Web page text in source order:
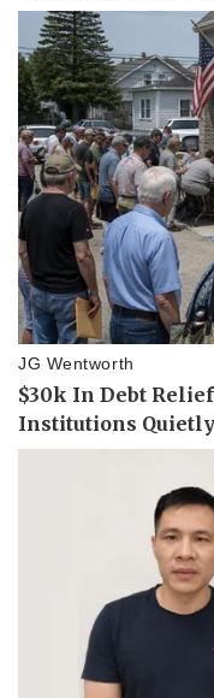
Thể thao
Bóng đá
Lịch thi đấu bóng đá
Thế giới thể thao
eSports
Hậu trường